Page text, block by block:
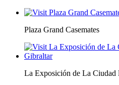
Plaza Grand Casemates
La Exposición de La Ciudad